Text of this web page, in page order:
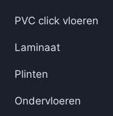
PVC click vloeren
Laminaat
Plinten
Ondervloeren